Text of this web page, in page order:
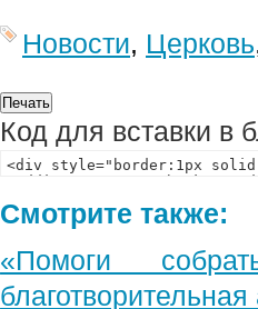
Новости, Церковь
Код для вставки в
Смотрите также:
«Помоги